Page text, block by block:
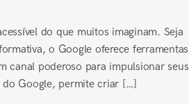
do que muitos imaginam. Seja
o Google oferece ferramentas
canal poderoso para impulsionar seus
do Google, permite criar […]